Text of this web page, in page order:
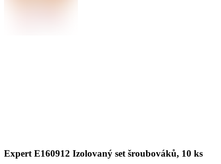
Expert E160912 Izolovaný set šroubováků, 10 ks